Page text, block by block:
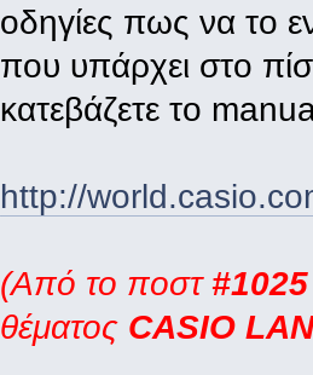
οδηγίες πως να το
που υπάρχει στο
κατεβάζετε το
http://
(Από το ποστ#1025
θέματος CASIO